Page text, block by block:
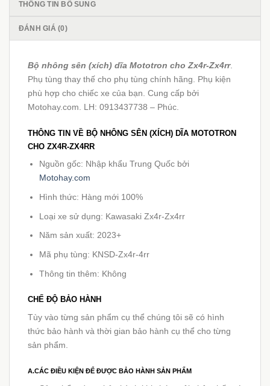
THÔNG TIN BỔ SUNG
ĐÁNH GIÁ (0)
Bộ nhông sên (xích) dĩa Mototron cho Zx4r-Zx4rr.
Phụ tùng thay thế cho phụ tùng chính hãng. Phụ kiện
phù hợp cho chiếc xe của bạn. Cung cấp bởi
Motohay.com. LH: 0913437738 – Phúc.
THÔNG TIN VỀ BỘ NHÔNG SÊN (XÍCH) DĨA MOTOTRON
CHO ZX4R-ZX4RR
Nguồn gốc: Nhập khẩu Trung Quốc bởi
Motohay.com
Hình thức: Hàng mới 100%
Loại xe sử dụng: Kawasaki Zx4r-Zx4rr
Năm sản xuất: 2023+
Mã phụ tùng: KNSD-Zx4r-4rr
Thông tin thêm: Không
CHẾ ĐỘ BẢO HÀNH
Tùy vào từng sản phẩm cụ thể chúng tôi sẽ có hình
thức bảo hành và thời gian bảo hành cụ thể cho từng
sản phẩm.
A.CÁC ĐIỀU KIỆN ĐỂ ĐƯỢC BẢO HÀNH SẢN PHẨM